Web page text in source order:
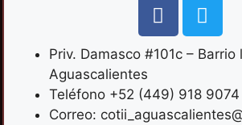
Priv. Damasco #101c – Barrio
Aguascalientes
Teléfono +52 (449) 918 9074
Correo: